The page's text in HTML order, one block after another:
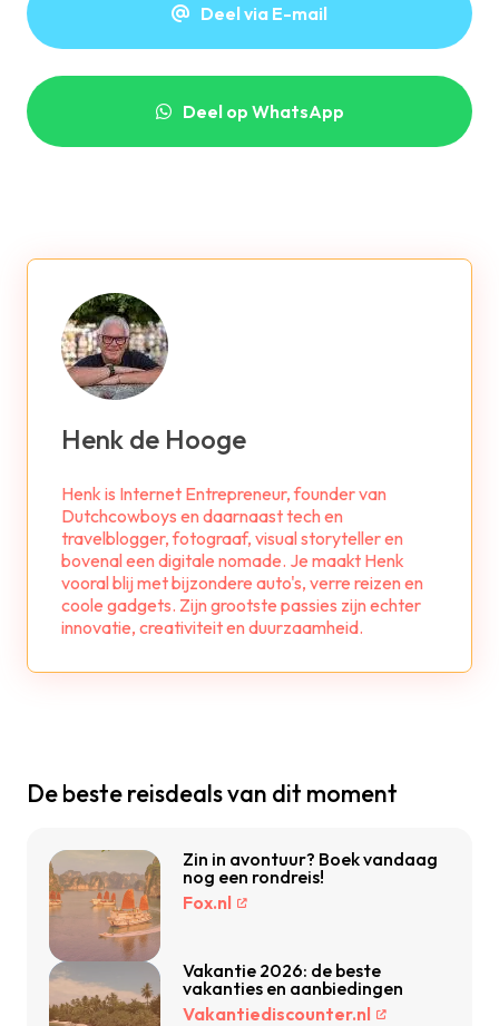
Deel via E-mail
Deel op WhatsApp
Henk de Hooge
Henk is Internet Entrepreneur, founder van
Dutchcowboys en daarnaast tech en
travelblogger, fotograaf, visual storyteller en
bovenal een digitale nomade. Je maakt Henk
vooral blij met bijzondere auto's, verre reizen en
coole gadgets. Zijn grootste passies zijn echter
innovatie, creativiteit en duurzaamheid.
De beste reisdeals van dit moment
Zin in avontuur? Boek vandaag
nog een rondreis!
Fox.nl
Vakantie 2026: de beste
vakanties en aanbiedingen
Vakantiediscounter.nl